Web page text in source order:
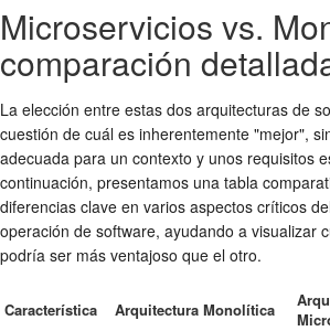
Microservicios vs.
comparación
La elección entre estas dos arquitecturas de
cuestión de cuál es inherentemente "mejor",
adecuada para un contexto y unos requisitos
continuación, presentamos una tabla
diferencias clave en varios aspectos críticos
operación de software, ayudando a visualizar
podría ser más ventajoso que el otro.
Característica Arquitectura Monolítica